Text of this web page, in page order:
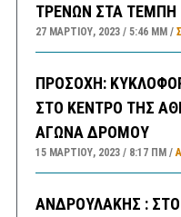
ΤΡΕΝΩΝ ΣΤΑ ΤΕΜΠΗ
27 ΜΑΡΤΊΟΥ, 2023 5:46 ΜΜ
ΠΡΟΣΟΧΗ:
ΣΤΟ ΚΕΝΤΡΟ ΤΗΣ
ΑΓΩΝΑ ΔΡΟΜΟΥ
15 ΜΑΡΤΊΟΥ, 2023 8:17 ΠΜ
ΑΝΔΡΟΥΛΑΚΗΣ :